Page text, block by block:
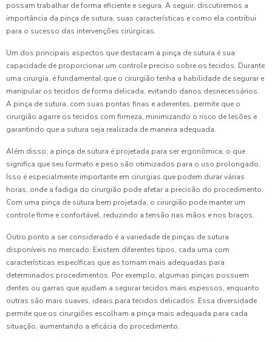
possam trabalhar de forma eficiente e segura. A seguir, discutiremos a
importância da pinça de sutura, suas características e como ela contribui
para o sucesso das intervenções cirúrgicas.
Um dos principais aspectos que destacam a pinça de sutura é sua
capacidade de proporcionar um controle preciso sobre os tecidos. Durante
uma cirurgia, é fundamental que o cirurgião tenha a habilidade de segurar e
manipular os tecidos de forma delicada, evitando danos desnecessários.
A pinça de sutura, com suas pontas finas e aderentes, permite que o
cirurgião agarre os tecidos com firmeza, minimizando o risco de lesões e
garantindo que a sutura seja realizada de maneira adequada.
Além disso, a pinça de sutura é projetada para ser ergonômica, o que
significa que seu formato e peso são otimizados para o uso prolongado.
Isso é especialmente importante em cirurgias que podem durar várias
horas, onde a fadiga do cirurgião pode afetar a precisão do procedimento.
Com uma pinça de sutura bem projetada, o cirurgião pode manter um
controle firme e confortável, reduzindo a tensão nas mãos e nos braços.
Outro ponto a ser considerado é a variedade de pinças de sutura
disponíveis no mercado. Existem diferentes tipos, cada uma com
características específicas que as tornam mais adequadas para
determinados procedimentos. Por exemplo, algumas pinças possuem
dentes ou garras que ajudam a segurar tecidos mais espessos, enquanto
outras são mais suaves, ideais para tecidos delicados. Essa diversidade
permite que os cirurgiões escolham a pinça mais adequada para cada
situação, aumentando a eficácia do procedimento.